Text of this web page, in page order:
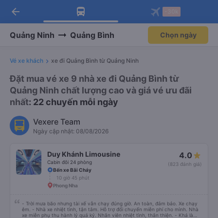
Tải app Vexere ngay!
Nhận ưu đãi thành viên độc
Mở app
Tải app Vexere
-30k/ghế khi đặt vé máy bay qua
Mở app
arrow_back
Quảng Ninh Quảng Bình Chọn ngày
Vé xe khách xe đi Quảng Bình từ Quảng Ninh
Đặt mua vé xe 9 nhà xe đi Quảng Bình từ
Quảng Ninh chất lượng cao và giá vé ưu đãi
nhất: 22 chuyến mỗi ngày
Vexere Team
Ngày cập nhật: 08/08/2026
Duy Khánh Limousine
Cabin đôi 24 phòng
4.0
(823 đánh giá)
Bến xe Bãi Cháy
10 giờ 45 phút
Phong Nha
- Trời mưa bão nhưng tài xế vẫn chạy đúng giờ. An toàn, đảm bảo. Xe chạy
êm. - Nhà xe nhiệt tình, tận tâm. Hỗ trợ đổi chuyến miễn phí cho mình. Nhà
xe miễn phụ thu hành lý quá ký. Nhân viên nhiệt tình, thân thiện. - Khá là